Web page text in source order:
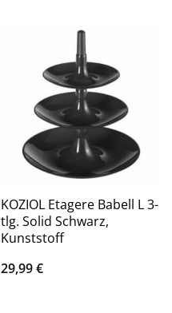
KOZIOL Etagere Babell L 3-
tlg. Solid Schwarz,
Kunststoff
29,99€